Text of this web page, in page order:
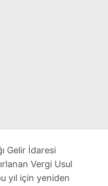
Gelir İdaresi
Vergi Usul
yıl için yeniden